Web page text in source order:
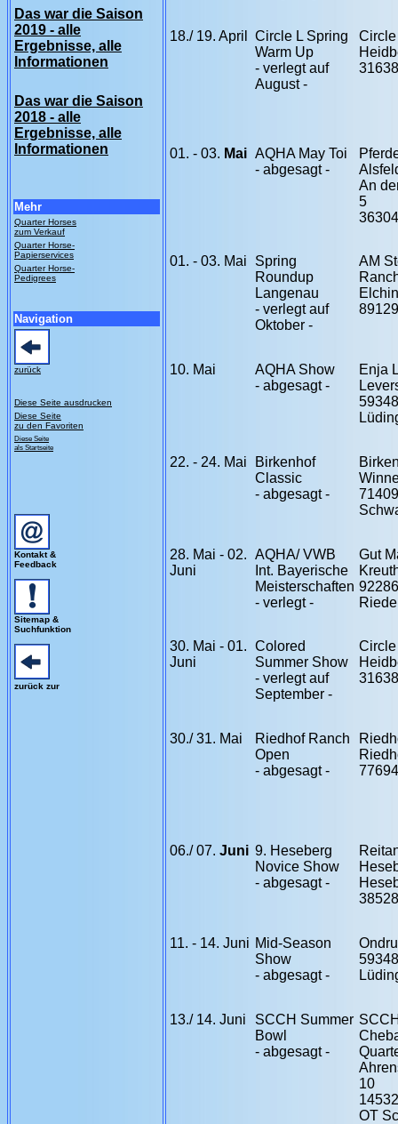
Das war die Saison
2019 - alle
Ergebnisse, alle
Informationen
Das war die Saison
2018 - alle
Ergebnisse, alle
Informationen
Mehr
Quarter Horses
zum Verkauf
Quarter Horse-
Papierservices
Quarter Horse-
Pedigrees
Navigation
zurück
Diese Seite ausdrucken
Diese Seite
zu den Favoriten
Diese Seite
als Startseite
Kontakt &
Feedback
Sitemap &
Suchfunktion
zurück zur
18./ 19. April
Circle L Spring
Warm Up
- verlegt auf
August -
01. - 03. Mai AQHA May Toi
- abgesagt -
An
5
01. - 03. Mai
Spring
Roundup
Langenau
- verlegt auf
Oktober -
AM
10. Mai
AQHA Show
- abgesagt -
Enja
59348
22. - 24. Mai
Birkenhof
Classic
- abgesagt -
71409
28. Mai - 02.
Juni
AQHA/ VWB
Int. Bayerische
Meisterschaften
- verlegt -
Gut
92286
30. Mai - 01.
Juni
Colored
Summer Show
- verlegt auf
September -
30./ 31. Mai
Riedhof Ranch
Open
- abgesagt -
06./ 07. Juni 9. Heseberg
Novice Show
- abgesagt -
11. - 14. Juni Mid-Season
Show
- abgesagt -
59348
13./ 14. Juni
SCCH Summer
Bowl
- abgesagt -
10
OT